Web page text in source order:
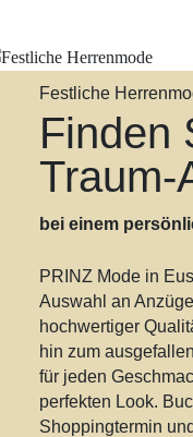
Festliche
Finden
Traum-
bei einem
PRINZ Mode in
Auswahl an
hochwertiger
hin zum
für jeden
perfekten Look.
Shoppingtermin